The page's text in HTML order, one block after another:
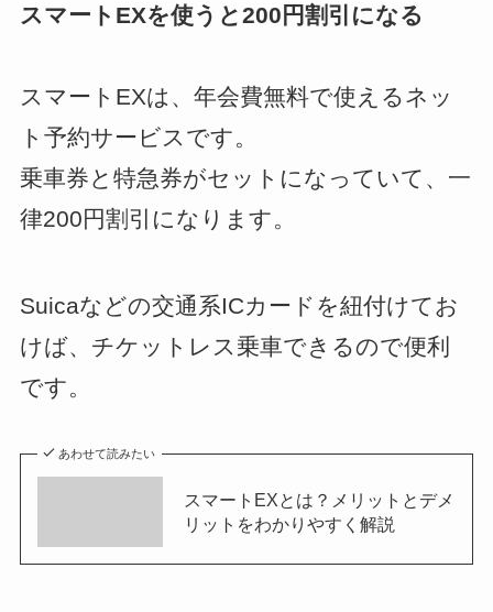
スマートEXを使うと200円割引になる
スマートEXは、年会費無料で使えるネッ
ト予約サービスです。
乗車券と特急券がセットになっていて、一
律200円割引になります。
Suicaなどの交通系ICカードを紐付けてお
けば、チケットレス乗車できるので便利
です。
あわせて読みたい
スマートEXとは？メリットとデメ
リットをわかりやすく解説